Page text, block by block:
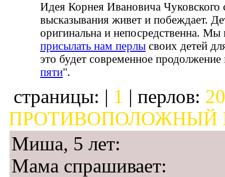
Идея Корнея Ивановича Чуковского
высказывания живет и побеждает.
оригинальна и непосредственна. Мы
присылать нам перлы своих детей
это будет современное продолжение
пяти".
страницы: | 1 | перлов:
ПРОТИВОПОЛОЖНЫЙ
Миша, 5 лет:
Мама спрашивает: